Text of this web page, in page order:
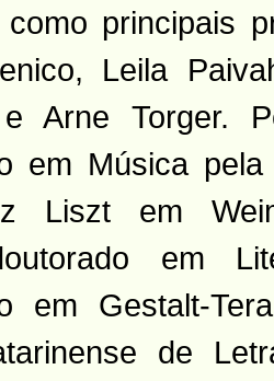
como principais
Leila
Arne Torger.
em Música
Liszt em
em
em Gestalt-
de